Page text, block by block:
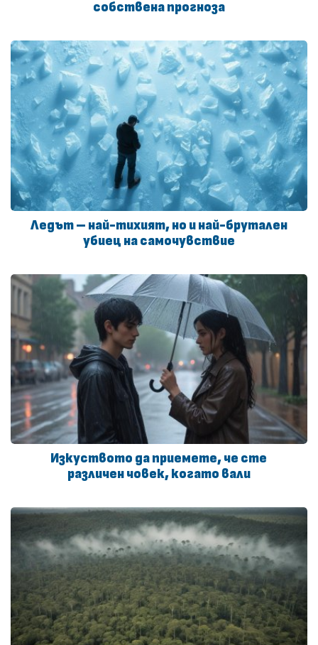
собствена прогноза
Ледът – най-тихият, но и най-брутален
убиец на самочувствие
Изкуството да приемете, че сте
различен човек, когато вали